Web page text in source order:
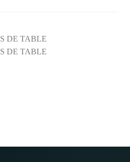
DE TABLE
DE TABLE